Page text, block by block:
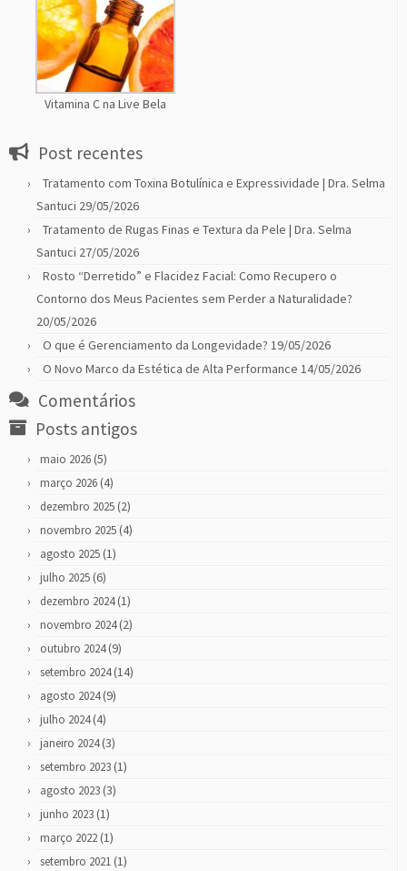
Vitamina C na Live Bela
Post recentes
Tratamento com Toxina Botulínica e Expressividade | Dra. Selma
Santuci 29/05/2026
Tratamento de Rugas Finas e Textura da Pele | Dra. Selma
Santuci 27/05/2026
Rosto “Derretido” e Flacidez Facial: Como Recupero o
Contorno dos Meus Pacientes sem Perder a Naturalidade?
20/05/2026
O que é Gerenciamento da Longevidade? 19/05/2026
O Novo Marco da Estética de Alta Performance 14/05/2026
Comentários
Posts antigos
maio 2026(5)
março 2026(4)
dezembro 2025(2)
novembro 2025(4)
agosto 2025(1)
julho 2025(6)
dezembro 2024(1)
novembro 2024(2)
outubro 2024(9)
setembro 2024(14)
agosto 2024(9)
julho 2024(4)
janeiro 2024(3)
setembro 2023(1)
agosto 2023(3)
junho 2023(1)
março 2022(1)
setembro 2021(1)